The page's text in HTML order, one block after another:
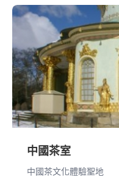
中國茶室
中國茶文化體驗聖地